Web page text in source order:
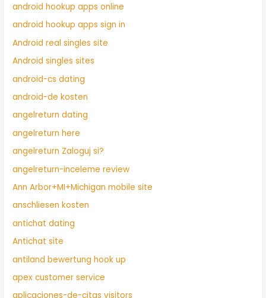
android hookup apps online
android hookup apps sign in
Android real singles site
Android singles sites
android-cs dating
android-de kosten
angelreturn dating
angelreturn here
angelreturn Zaloguj si?
angelreturn-inceleme review
Ann Arbor+MI+Michigan mobile site
anschliesen kosten
antichat dating
Antichat site
antiland bewertung hook up
apex customer service
aplicaciones-de-citas visitors